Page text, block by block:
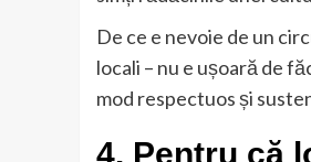
De ce e nevoie de un
locali – nu e ușoară de
mod respectuos și
4. Pentru că